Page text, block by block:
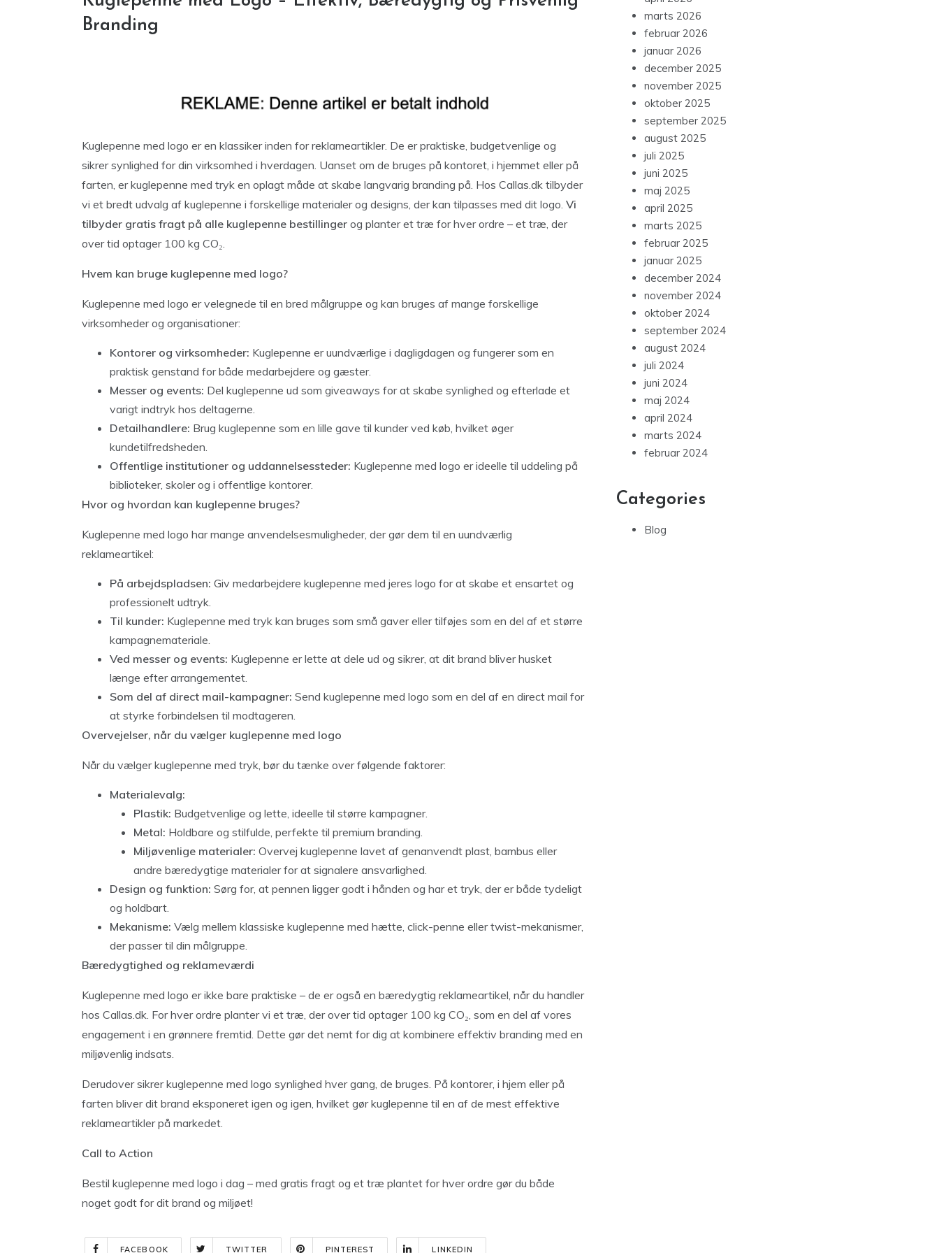
Branding
Kuglepenne med logo er en klassiker inden for reklameartikler. De er praktiske, budgetvenlige og
sikrer synlighed for din virksomhed i hverdagen. Uanset om de bruges på kontoret, i hjemmet eller på
farten, er kuglepenne med tryk en oplagt måde at skabe langvarig branding på. Hos Callas.dk tilbyder
vi et bredt udvalg af kuglepenne i forskellige materialer og designs, der kan tilpasses med dit logo. Vi
tilbyder gratis fragt på alle kuglepenne bestillinger og planter et træ for hver ordre – et træ, der
over tid optager 100 kg CO₂.
Hvem kan bruge kuglepenne med logo?
Kuglepenne med logo er velegnede til en bred målgruppe og kan bruges af mange forskellige
virksomheder og organisationer:
Kontorer og virksomheder: Kuglepenne er uundværlige i dagligdagen og fungerer som en
praktisk genstand for både medarbejdere og gæster.
Messer og events: Del kuglepenne ud som giveaways for at skabe synlighed og efterlade et
varigt indtryk hos deltagerne.
Detailhandlere: Brug kuglepenne som en lille gave til kunder ved køb, hvilket øger
kundetilfredsheden.
Offentlige institutioner og uddannelsessteder: Kuglepenne med logo er ideelle til uddeling på
biblioteker, skoler og i offentlige kontorer.
Hvor og hvordan kan kuglepenne bruges?
Kuglepenne med logo har mange anvendelsesmuligheder, der gør dem til en uundværlig
reklameartikel:
På arbejdspladsen: Giv medarbejdere kuglepenne med jeres logo for at skabe et ensartet og
professionelt udtryk.
Til kunder: Kuglepenne med tryk kan bruges som små gaver eller tilføjes som en del af et større
kampagnemateriale.
Ved messer og events: Kuglepenne er lette at dele ud og sikrer, at dit brand bliver husket
længe efter arrangementet.
Som del af direct mail-kampagner: Send kuglepenne med logo som en del af en direct mail for
at styrke forbindelsen til modtageren.
Overvejelser, når du vælger kuglepenne med logo
Når du vælger kuglepenne med tryk, bør du tænke over følgende faktorer:
Materialevalg:
Plastik: Budgetvenlige og lette, ideelle til større kampagner.
Metal: Holdbare og stilfulde, perfekte til premium branding.
Miljøvenlige materialer: Overvej kuglepenne lavet af genanvendt plast, bambus eller
andre bæredygtige materialer for at signalere ansvarlighed.
Design og funktion: Sørg for, at pennen ligger godt i hånden og har et tryk, der er både tydeligt
og holdbart.
Mekanisme: Vælg mellem klassiske kuglepenne med hætte, click-penne eller twist-mekanismer,
der passer til din målgruppe.
Bæredygtighed og reklameværdi
Kuglepenne med logo er ikke bare praktiske – de er også en bæredygtig reklameartikel, når du handler
hos Callas.dk. For hver ordre planter vi et træ, der over tid optager 100 kg CO₂, som en del af vores
engagement i en grønnere fremtid. Dette gør det nemt for dig at kombinere effektiv branding med en
miljøvenlig indsats.
Derudover sikrer kuglepenne med logo synlighed hver gang, de bruges. På kontorer, i hjem eller på
farten bliver dit brand eksponeret igen og igen, hvilket gør kuglepenne til en af de mest effektive
reklameartikler på markedet.
Call to Action
Bestil kuglepenne med logo i dag – med gratis fragt og et træ plantet for hver ordre gør du både
noget godt for dit brand og miljøet!
FACEBOOK TWITTER PINTEREST LINKEDIN
marts 2026
februar 2026
januar 2026
december 2025
november 2025
oktober 2025
september 2025
august 2025
juli 2025
juni 2025
maj 2025
april 2025
marts 2025
februar 2025
januar 2025
december 2024
november 2024
oktober 2024
september 2024
august 2024
juli 2024
juni 2024
maj 2024
april 2024
marts 2024
februar 2024
Categories
Blog